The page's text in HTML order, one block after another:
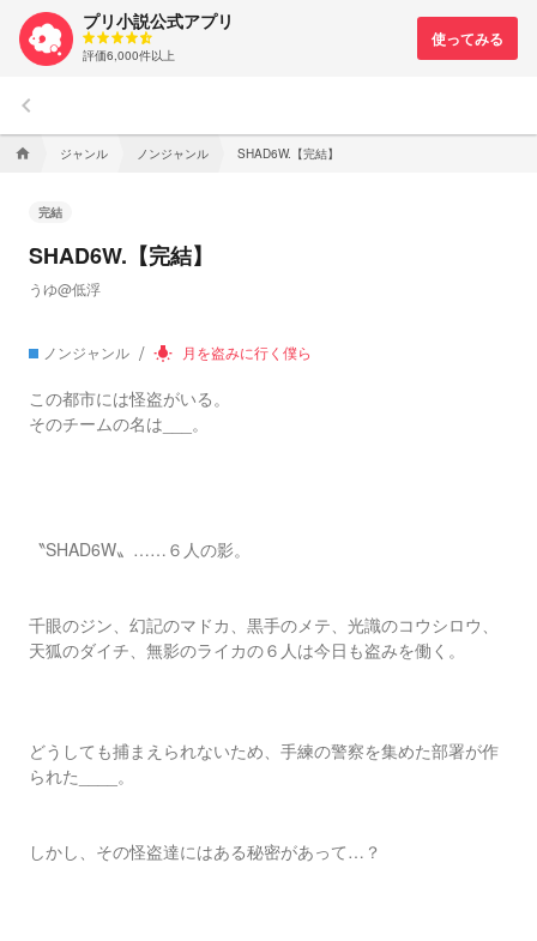
プリ小説公式アプリ
評価6,000件以上
keyboard_arrow_left
home ジャンル ノンジャンル SHAD6W.【完結】
完結
SHAD6W.【完結】
うゆ@低浮
ノンジャンル wb_incandescent 月を盗みに行く僕ら
この都市には怪盗がいる。
そのチームの名は___。
〝SHAD6W〟……６人の影。
千眼のジン、幻記のマドカ、黒手のメテ、光識のコウシロウ、
天狐のダイチ、無影のライカの６人は今日も盗みを働く。
どうしても捕まえられないため、手練の警察を集めた部署が作
られた____。
しかし、その怪盗達にはある秘密があって…？